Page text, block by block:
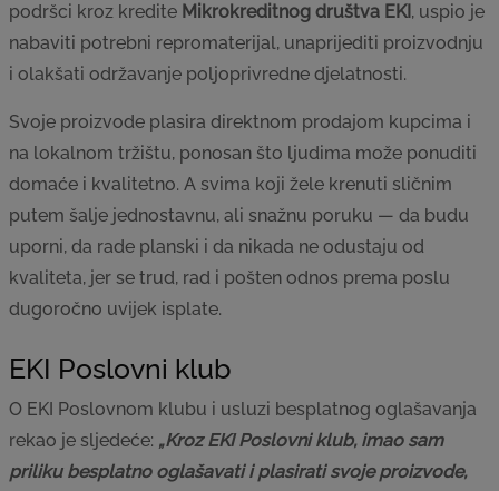
podršci kroz kredite Mikrokreditnog društva EKI, uspio je
nabaviti potrebni repromaterijal, unaprijediti proizvodnju
i olakšati održavanje poljoprivredne djelatnosti.
Svoje proizvode plasira direktnom prodajom kupcima i
na lokalnom tržištu, ponosan što ljudima može ponuditi
domaće i kvalitetno. A svima koji žele krenuti sličnim
putem šalje jednostavnu, ali snažnu poruku — da budu
uporni, da rade planski i da nikada ne odustaju od
kvaliteta, jer se trud, rad i pošten odnos prema poslu
dugoročno uvijek isplate.
EKI Poslovni klub
O EKI Poslovnom klubu i usluzi besplatnog oglašavanja
rekao je sljedeće: „Kroz EKI Poslovni klub, imao sam
priliku besplatno oglašavati i plasirati svoje proizvode,